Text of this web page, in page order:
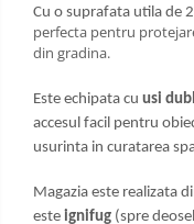
Cu o suprafata utila de
perfecta pentru
din gradina.
Este echipata cu usi
accesul facil pentru
usurinta in curatarea
Magazia este realizata
este ignifug (spre